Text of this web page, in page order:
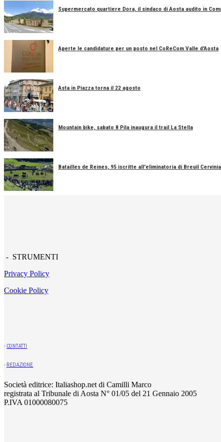
Supermercato quartiere Dora, il sindaco di Aosta audito in
Aperte le candidature per un posto nel CoReCom Valle d'Aosta
Asta in Piazza torna il 22 agosto
Mountain bike, sabato 8 Pila inaugura il trail La Stella
Batailles de Reines, 95 iscritte all'eliminatoria di Breuil Cervinia
- STRUMENTI
Privacy Policy
Cookie Policy
- CONTATTI
- REDAZIONE
Società editrice: Italiashop.net di Camilli Marco
registrata al Tribunale di Aosta N° 01/05 del 21 Gennaio 2005
P.IVA 01000080075